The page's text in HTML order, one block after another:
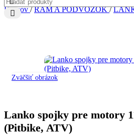
Domov/ RÁM A PODVOZOK/
Zväčšiť obrázok
Lanko spojky pre motory
(Pitbike, ATV)